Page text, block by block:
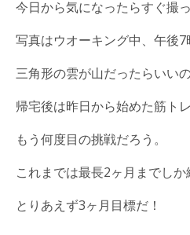
今日から気になったらすぐ撮
写真はウオーキング中、午後7
三角形の雲が山だったらいい
帰宅後は昨日から始めた筋トレ
もう何度目の挑戦だろう。
これまでは最長2ヶ月までしか
とりあえず3ヶ月目標だ！